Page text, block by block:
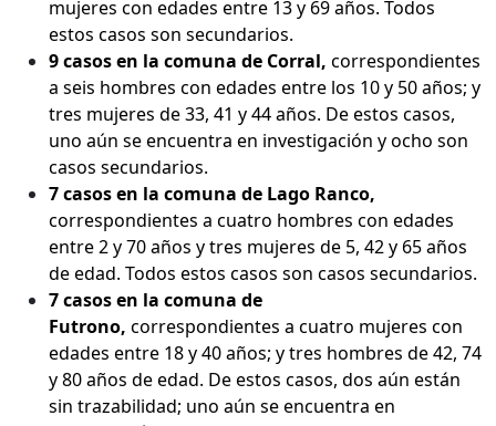
mujeres con edades entre 13 y 69 años. Todos
estos casos son secundarios.
9 casos en la comuna de Corral, correspondientes
a seis hombres con edades entre los 10 y 50 años; y
tres mujeres de 33, 41 y 44 años. De estos casos,
uno aún se encuentra en investigación y ocho son
casos secundarios.
7 casos en la comuna de Lago Ranco,
correspondientes a cuatro hombres con edades
entre 2 y 70 años y tres mujeres de 5, 42 y 65 años
de edad. Todos estos casos son casos secundarios.
7 casos en la comuna de
Futrono, correspondientes a cuatro mujeres con
edades entre 18 y 40 años; y tres hombres de 42, 74
y 80 años de edad. De estos casos, dos aún están
sin trazabilidad; uno aún se encuentra en